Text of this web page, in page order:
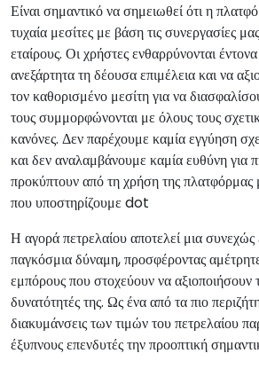
Είναι σημαντικό να σημειωθεί ότι η
τυχαία μεσίτες με βάση τις συνεργασίες
εταίρους. Οι χρήστες ενθαρρύνονται
ανεξάρτητα τη δέουσα επιμέλεια και να
τον καθορισμένο μεσίτη για να
τους συμμορφώνονται με όλους τους
κανόνες. Δεν παρέχουμε καμία εγγύηση
και δεν αναλαμβάνουμε καμία ευθύνη για
προκύπτουν από τη χρήση της
που υποστηρίζουμε dot
Η αγορά πετρελαίου αποτελεί μια
παγκόσμια δύναμη, προσφέροντας
εμπόρους που στοχεύουν να αξιοποιήσουν
δυνατότητές της. Ως ένα από τα πιο
διακυμάνσεις των τιμών του πετρελαίου
έξυπνους επενδυτές την προοπτική